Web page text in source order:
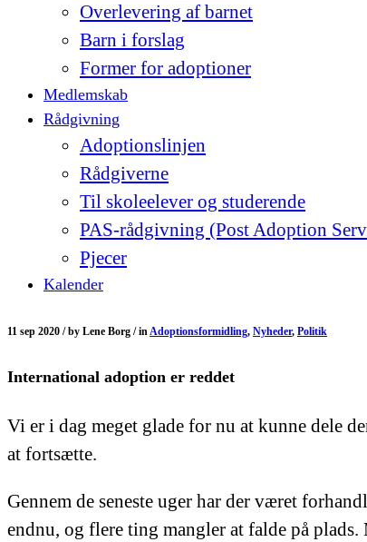
Overlevering af barnet
Barn i forslag
Former for adoptioner
Medlemskab
Rådgivning
Adoptionslinjen
Rådgiverne
Til skoleelever og studerende
PAS-rådgivning (Post Adoption
Pjecer
Kalender
11 sep 2020 /by Lene Borg /in Adoptionsformidling, Nyheder, Politik
International adoption er reddet
Vi er i dag meget glade for nu at kunne dele
at fortsætte.
Gennem de seneste uger har der været
endnu, og flere ting mangler at falde på